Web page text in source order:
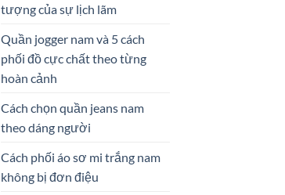
tượng của sự lịch lãm
Quần jogger nam và 5 cách
phối đồ cực chất theo từng
hoàn cảnh
Cách chọn quần jeans nam
theo dáng người
Cách phối áo sơ mi trắng nam
không bị đơn điệu